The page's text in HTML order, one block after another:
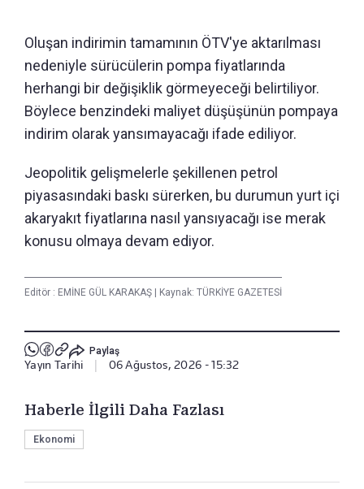
Oluşan indirimin tamamının ÖTV'ye aktarılması
nedeniyle sürücülerin pompa fiyatlarında
herhangi bir değişiklik görmeyeceği belirtiliyor.
Böylece benzindeki maliyet düşüşünün pompaya
indirim olarak yansımayacağı ifade ediliyor.
Jeopolitik gelişmelerle şekillenen petrol
piyasasındaki baskı sürerken, bu durumun yurt içi
akaryakıt fiyatlarına nasıl yansıyacağı ise merak
konusu olmaya devam ediyor.
Editör : EMİNE GÜL KARAKAŞ Kaynak: TÜRKİYE GAZETESİ
Paylaş
Yayın Tarihi 06 Ağustos, 2026 - 15:32
Haberle İlgili Daha Fazlası
Ekonomi